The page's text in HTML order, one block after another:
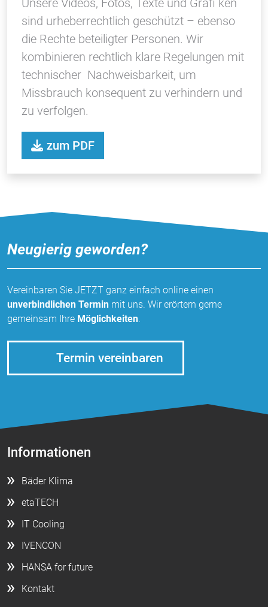
Unsere Videos, Fotos, Texte und Grafi ken
sind urheberrechtlich geschützt – ebenso
die Rechte beteiligter Personen. Wir
kombinieren rechtlich klare Regelungen mit
technischer Nachweisbarkeit, um
Missbrauch konsequent zu verhindern und
zu verfolgen.
zum PDF
Neugierig geworden?
Vereinbaren Sie JETZT ganz einfach online einen
unverbindlichen Termin mit uns. Wir erörtern gerne
gemeinsam Ihre Möglichkeiten.
Termin vereinbaren
Informationen
Bäder Klima
etaTECH
IT Cooling
IVENCON
HANSA for future
Kontakt